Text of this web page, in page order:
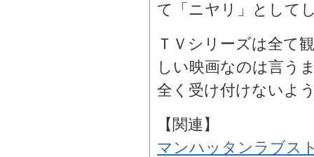
て「ニヤリ」として
ＴＶシリーズは全て
しい映画なのは言う
全く受け付けないよ
【関連】
マンハッタンラブス